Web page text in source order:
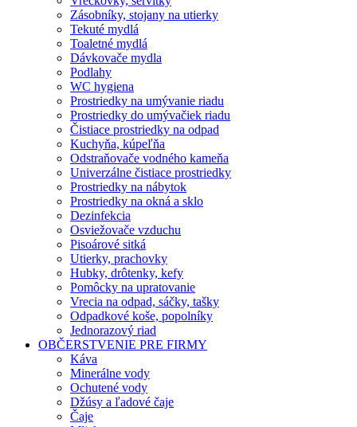
Zásobníky, stojany na utierky
Tekuté mydlá
Toaletné mydlá
Dávkovače mydla
Podlahy
WC hygiena
Prostriedky na umývanie riadu
Prostriedky do umývačiek riadu
Čistiace prostriedky na odpad
Kuchyňa, kúpeľňa
Odstraňovače vodného kameňa
Univerzálne čistiace prostriedky
Prostriedky na nábytok
Prostriedky na okná a sklo
Dezinfekcia
Osviežovače vzduchu
Pisoárové sitká
Utierky, prachovky
Hubky, drôtenky, kefy
Pomôcky na upratovanie
Vrecia na odpad, sáčky, tašky
Odpadkové koše, popolníky
Jednorazový riad
OBČERSTVENIE PRE FIRMY
Káva
Minerálne vody
Ochutené vody
Džúsy a ľadové čaje
Čaje